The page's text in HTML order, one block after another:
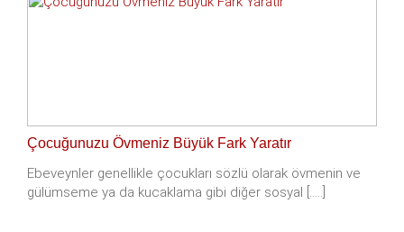
Çocuğunuzu Övmeniz Büyük Fark Yaratır
Ebeveynler genellikle çocukları sözlü olarak övmenin ve
gülümseme ya da kucaklama gibi diğer sosyal [.....]